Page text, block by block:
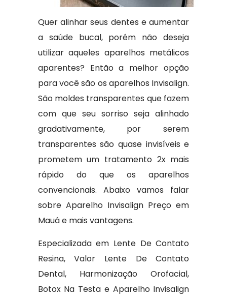
Quer alinhar seus dentes e aumentar
a saúde bucal, porém não deseja
utilizar aqueles aparelhos metálicos
aparentes? Então a melhor opção
para você são os aparelhos Invisalign.
São moldes transparentes que fazem
com que seu sorriso seja alinhado
gradativamente, por serem
transparentes são quase invisíveis e
prometem um tratamento 2x mais
rápido do que os aparelhos
convencionais. Abaixo vamos falar
sobre Aparelho Invisalign Preço em
Mauá e mais vantagens.
Especializada em Lente De Contato
Resina, Valor Lente De Contato
Dental, Harmonização Orofacial,
Botox Na Testa e Aparelho Invisalign